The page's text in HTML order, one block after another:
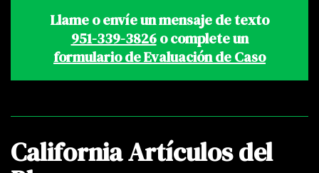
Llame o envíe un mensaje de texto
951-339-3826o complete un
formulario de Evaluación de Caso
California Artículos del